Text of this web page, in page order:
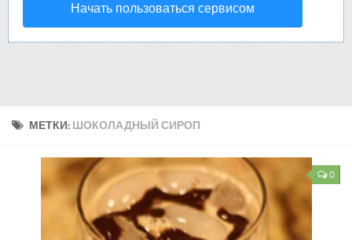
Начать пользоваться сервисом
МЕТКИ: ШОКОЛАДНЫЙ СИРОП
0